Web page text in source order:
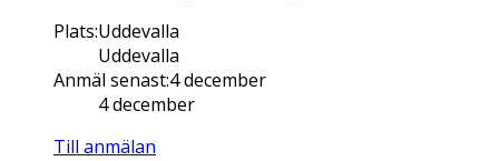
Plats:Uddevalla
Uddevalla
Anmäl senast:4 december
4 december
Till anmälan